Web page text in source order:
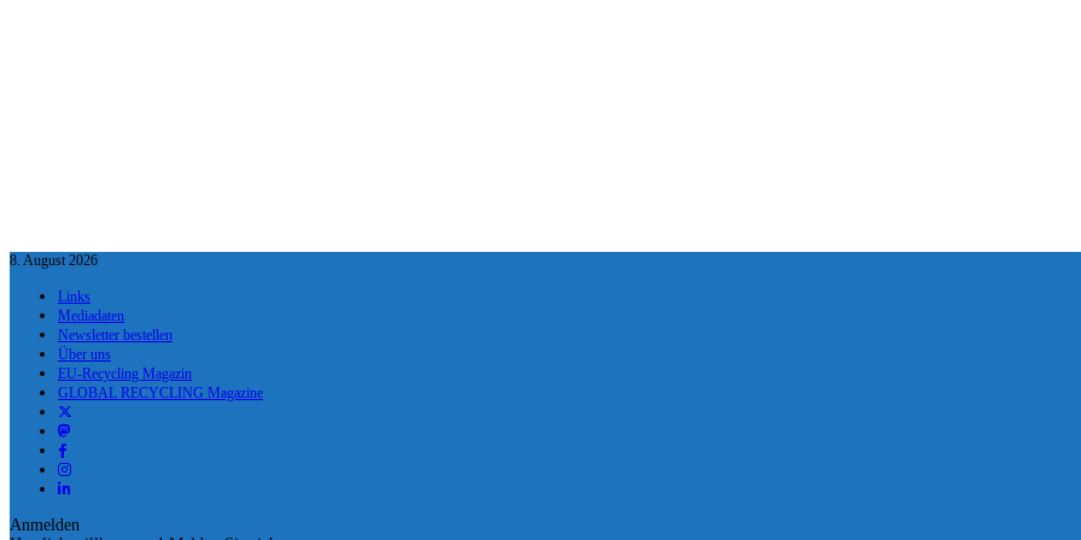
8. August 2026
Links
Mediadaten
Newsletter bestellen
Über uns
EU-Recycling Magazin
GLOBAL RECYCLING Magazine
Anmelden